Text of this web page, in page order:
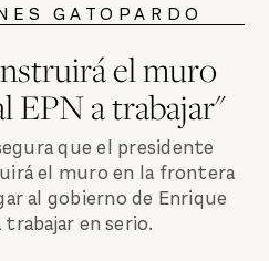
GATOPARDO
el muro
EPN a trabajar"
que el presidente
el muro en la frontera
al gobierno de Enrique
en serio.